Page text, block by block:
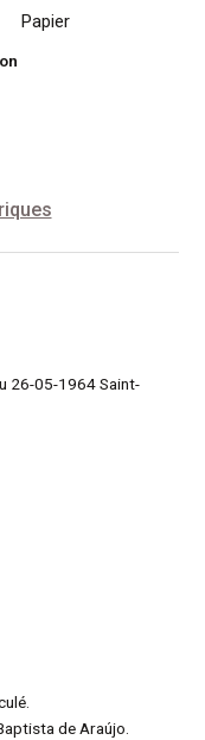
Papier
26-05-1964 Saint-
de Araújo.